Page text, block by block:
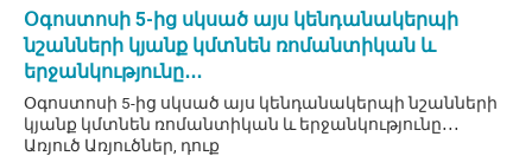
Օգոստոսի 5-ից սկսած այս կենդանակերպի
նշանների կյանք կմտնեն ռոմանտիկան և
երջանկությունը․․․
Օգոստոսի 5-ից սկսած այս կենդանակերպի նշանների
կյանք կմտնեն ռոմանտիկան և երջանկությունը․․․
Առյուծ Առյուծներ, դուք